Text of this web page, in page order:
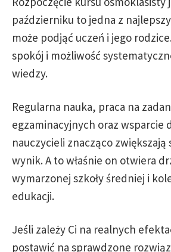
październiku to jedna z
może podjąć uczeń i jego
spokój i możliwość
wiedzy.
Regularna nauka, praca na
egzaminacyjnych oraz wsparcie
nauczycieli znacząco zwiększają
wynik. A to właśnie on otwiera
wymarzonej szkoły średniej i
edukacji.
Jeśli zależy Ci na realnych
postawić na sprawdzone